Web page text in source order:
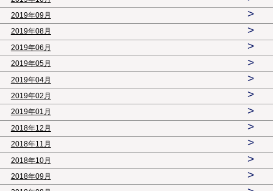
2019年09月 >
2019年08月 >
2019年06月 >
2019年05月 >
2019年04月 >
2019年02月 >
2019年01月 >
2018年12月 >
2018年11月 >
2018年10月 >
2018年09月 >